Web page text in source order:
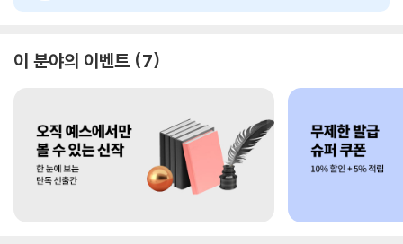
이 분야의 이벤트 7